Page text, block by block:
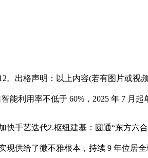
格声明：以上内容(若有图片或视
能利用率不低于 60%，2025 年 7 月
艺迭代2.枢纽建基：圆通“东方六
现供给了微不雅根本，持续 9 年位